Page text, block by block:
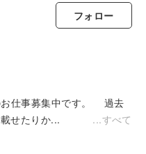
フォロー
仕事募集中です。 過去
せたりか...
すべて